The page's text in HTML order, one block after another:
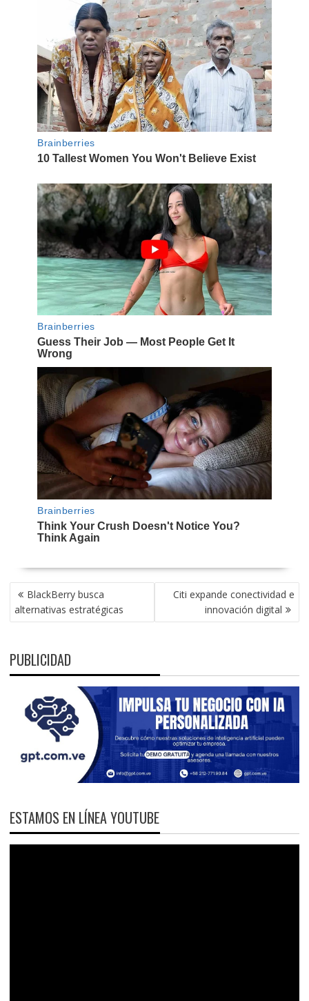
NAVEGACIÓN
DE
ENTRADAS
BlackBerry busca
alternativas estratégicas
Citi expande conectividad e
innovación digital
PUBLICIDAD
ESTAMOS EN LÍNEA YOUTUBE